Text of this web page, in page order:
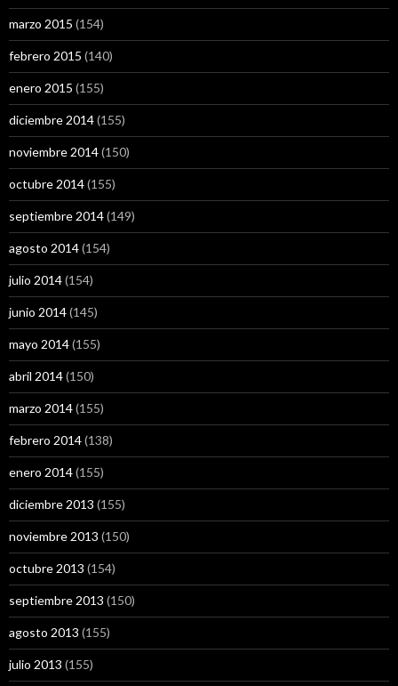
marzo 2015 (154)
febrero 2015 (140)
enero 2015 (155)
diciembre 2014(155)
noviembre 2014(150)
octubre 2014(155)
septiembre 2014(149)
agosto 2014(154)
julio 2014(154)
junio 2014(145)
mayo 2014(155)
abril 2014(150)
marzo 2014(155)
febrero 2014(138)
enero 2014(155)
diciembre 2013 (155)
noviembre 2013 (150)
octubre 2013 (154)
septiembre 2013 (150)
agosto 2013 (155)
julio 2013 (155)